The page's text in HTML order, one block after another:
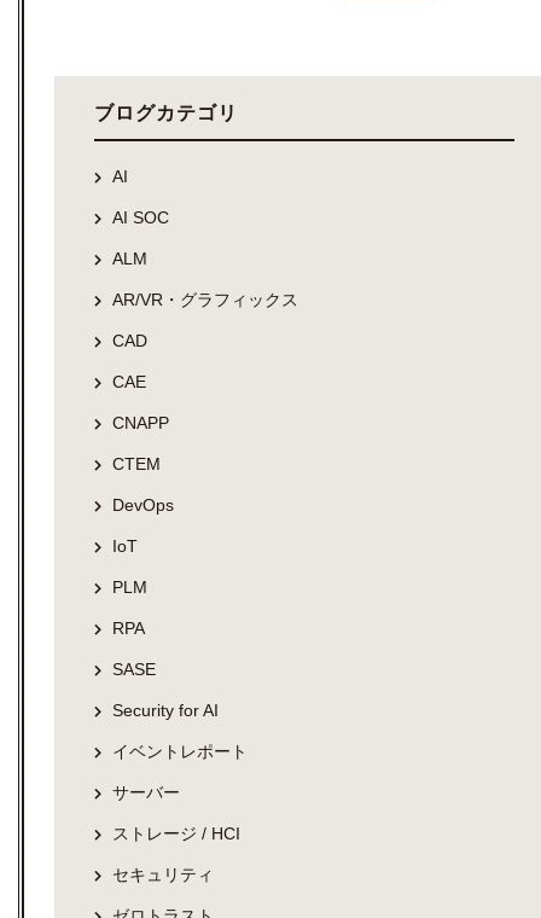
ブログカテゴリ
AI
AI SOC
ALM
AR/VR・グラフィックス
CAD
CAE
CNAPP
CTEM
DevOps
IoT
PLM
RPA
SASE
Security for AI
イベントレポート
サーバー
ストレージ / HCI
セキュリティ